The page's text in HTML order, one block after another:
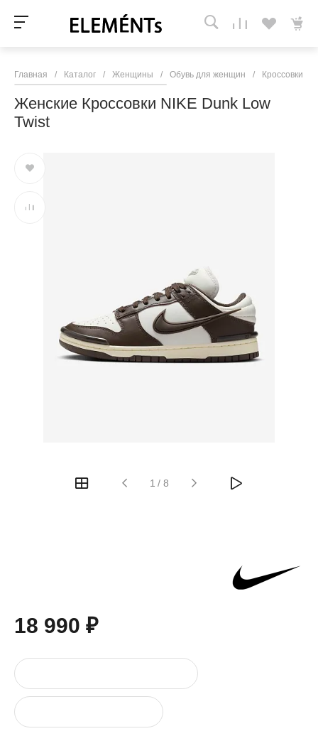
Главная / Каталог / Женщины / Обувь для женщин / Кроссовки и
Женские Кроссовки NIKE Dunk Low
Twist
1 / 8
18 990 ₽